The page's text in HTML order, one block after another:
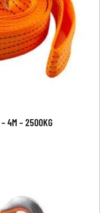
– 4M – 2500KG